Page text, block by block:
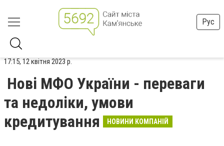
Рус
17:15, 12 квітня 2023 р.
Нові МФО України - переваги
та недоліки, умови
кредитування
НОВИНИ КОМПАНІЙ